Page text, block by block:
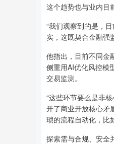
这个趋势也与业内目
“我们观察到的是，
实，这既契合金融强
他指出，目前不同金
侧重用AI优化风控模
交易监测。
“这些环节要么是非
开了商业开放核心矛
琐的流程自动化，比
探索需与合规、安全